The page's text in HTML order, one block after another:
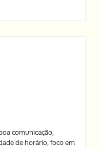
comunicação,
de horário, foco em